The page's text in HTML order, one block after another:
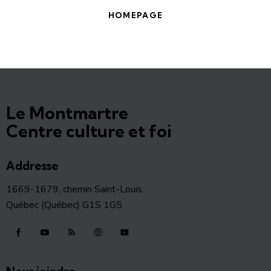
HOMEPAGE
Le Montmartre
Centre culture et foi
Addresse
1669-1679, chemin Saint-Louis
Québec (Québec) G1S 1G5